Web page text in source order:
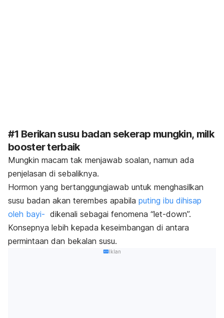
#1 Berikan susu badan sekerap mungkin, milk
boosterterbaik
Mungkin macam tak menjawab soalan, namun ada
penjelasan di sebaliknya.
Hormon yang bertanggungjawab untuk menghasilkan
susu badan akan terembes apabila puting ibu dihisap
oleh bayi- dikenali sebagai fenomena “let-down”.
Konsepnya lebih kepada keseimbangan di antara
permintaan dan bekalan susu.
Iklan